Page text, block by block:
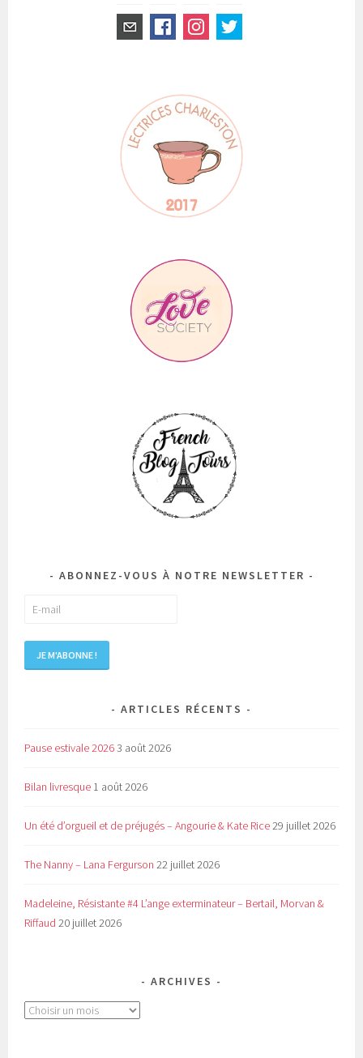
ABONNEZ-VOUS À NOTRE NEWSLETTER
ARTICLES RÉCENTS
Pause estivale 20263 août 2026
Bilan livresque 1 août 2026
Un été d’orgueil et de préjugés – Angourie & Kate Rice29 juillet 2026
The Nanny – Lana Fergurson 22 juillet 2026
Madeleine, Résistante #4 L’ange exterminateur – Bertail, Morvan &
Riffaud 20 juillet 2026
ARCHIVES
Archives